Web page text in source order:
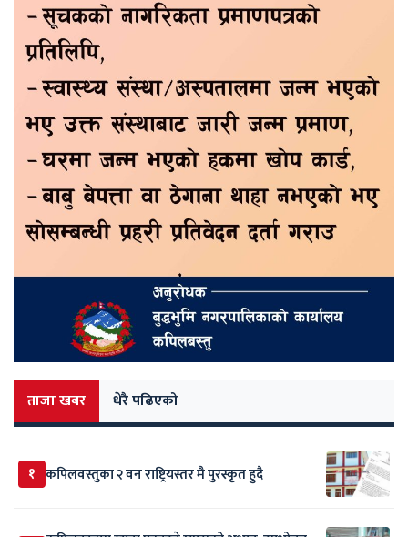
ताजा खबर धेरै पढिएको
१ कपिलवस्तुका २ वन राष्ट्रियस्तर मै पुरस्कृत हुदै